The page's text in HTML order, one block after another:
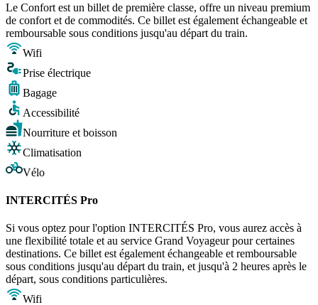
Le Confort est un billet de première classe, offre un niveau premium
de confort et de commodités. Ce billet est également échangeable et
remboursable sous conditions jusqu'au départ du train.
Wifi
Prise électrique
Bagage
Accessibilité
Nourriture et boisson
Climatisation
Vélo
INTERCITÉS Pro
Si vous optez pour l'option INTERCITÉS Pro, vous aurez accès à
une flexibilité totale et au service Grand Voyageur pour certaines
destinations. Ce billet est également échangeable et remboursable
sous conditions jusqu'au départ du train, et jusqu'à 2 heures après le
départ, sous conditions particulières.
Wifi